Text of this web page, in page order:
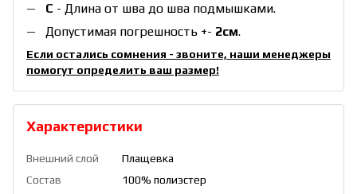
С - Длина от шва до шва подмышками.
Допустимая погрешность +- 2см.
Если остались сомнения - звоните, наши менеджеры
помогут определить ваш размер!
Характеристики
Внешний слой
Плащевка
Состав
100% полиэстер